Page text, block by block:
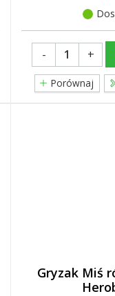
- +
Porównaj
Gryzak Miś